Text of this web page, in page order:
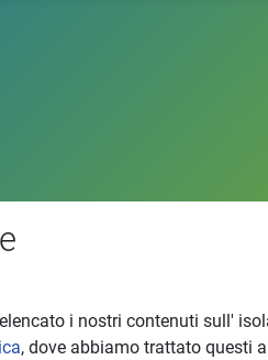
i nostri contenuti sull'
, dove abbiamo trattato questi